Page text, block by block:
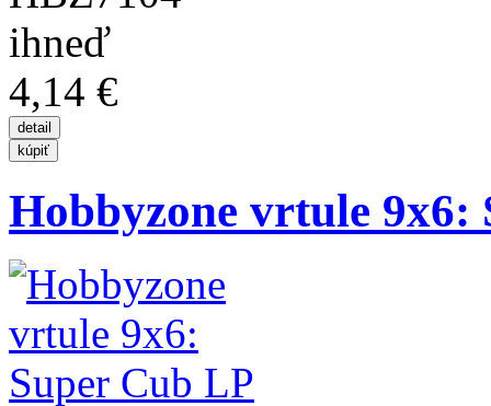
ihneď
4,14 €
Hobbyzone vrtule 9x6: